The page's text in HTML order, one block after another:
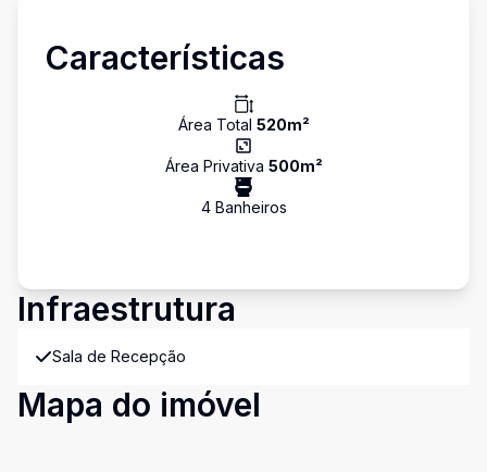
Características
Área Total 520m²
Área Privativa 500m²
4Banheiros
Infraestrutura
Sala de Recepção
Mapa do imóvel